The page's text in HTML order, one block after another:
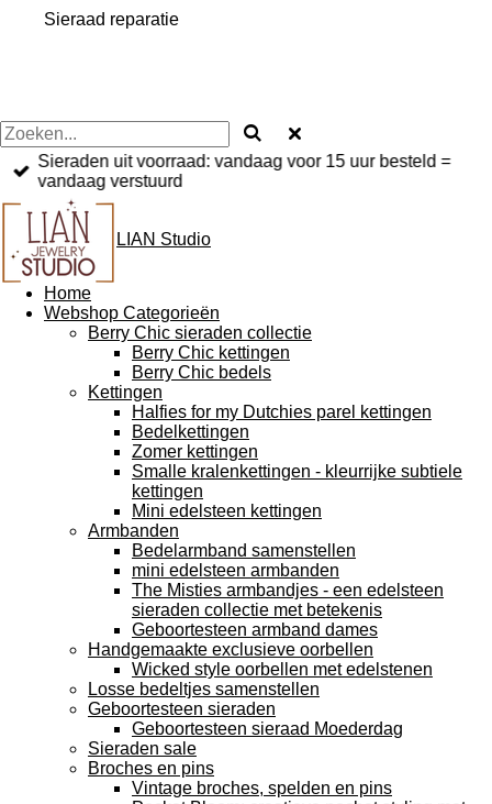
Sieraad reparatie
Sieraden uit voorraad: vandaag voor 15 uur besteld =
vandaag verstuurd
LIAN Studio
Home
Webshop Categorieën
Berry Chic sieraden collectie
Berry Chic kettingen
Berry Chic bedels
Kettingen
Halfies for my Dutchies parel kettingen
Bedelkettingen
Zomer kettingen
Smalle kralenkettingen - kleurrijke subtiele
kettingen
Mini edelsteen kettingen
Armbanden
Bedelarmband samenstellen
mini edelsteen armbanden
The Misties armbandjes - een edelsteen
sieraden collectie met betekenis
Geboortesteen armband dames
Handgemaakte exclusieve oorbellen
Wicked style oorbellen met edelstenen
Losse bedeltjes samenstellen
Geboortesteen sieraden
Geboortesteen sieraad Moederdag
Sieraden sale
Broches en pins
Vintage broches, spelden en pins